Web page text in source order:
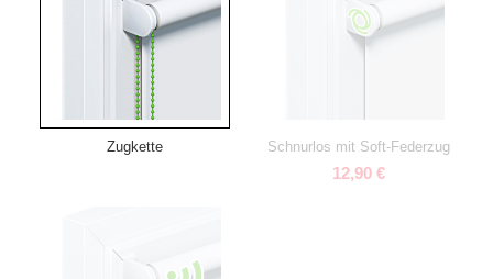
Zugkette Schnurlos mit Soft-Federzug
12,90 €